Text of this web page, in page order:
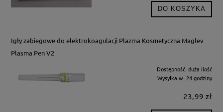
DO KOSZYKA
Igły zabiegowe do elektrokoagulacji Plazma Kosmetyczna Maglev
Plasma Pen V2
Dostępność: duża ilość
Wysyłka w: 24 godziny
23,99 zł